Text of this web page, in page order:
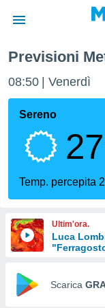
di
per
le
di
Web
Previsioni
08:50 Venerdì
Sereno
Temp. percepita
Ultim'ora.
Luca
Scarica